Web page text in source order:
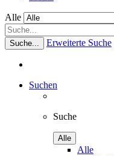
Alle
Suche... Erweiterte Suche
Suchen
Suche
Alle
Alle